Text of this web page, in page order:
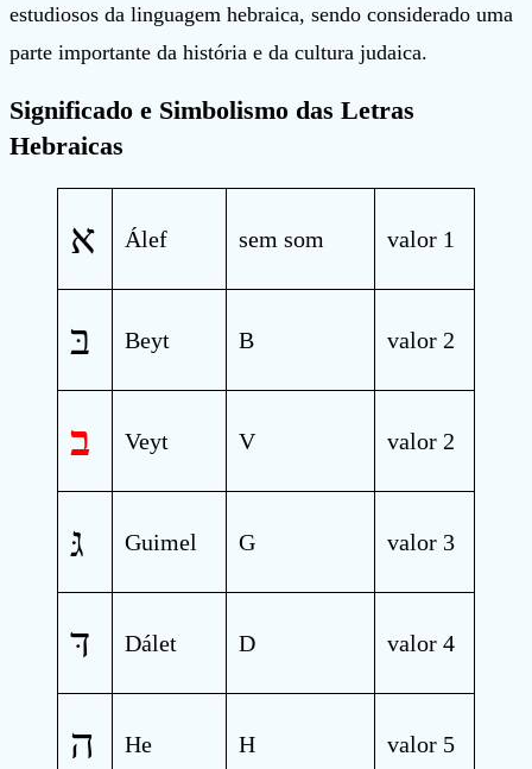
estudiosos da linguagem hebraica, sendo considerado uma
parte importante da história e da cultura judaica.
Significado e Simbolismo das Letras
Hebraicas
א Álef sem som valor 1
בּ Beyt B valor 2
ב Veyt V valor 2
גּ Guimel G valor 3
דּ Dálet D valor 4
ה He H valor 5